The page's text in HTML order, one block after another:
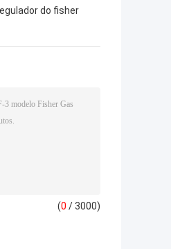
do fisher
(0 / 3000)